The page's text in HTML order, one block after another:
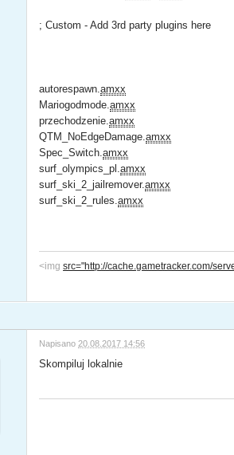
; Custom - Add 3rd party plugins here
autorespawn.amxx
Mariogodmode.amxx
przechodzenie.amxx
QTM_NoEdgeDamage.amxx
Spec_Switch.amxx
surf_olympics_pl.amxx
surf_ski_2_jailremover.amxx
surf_ski_2_rules.amxx
<imgsrc="http://cache.gametracker.com/
Napisano 20.08.2017 14:56
Skompiluj lokalnie